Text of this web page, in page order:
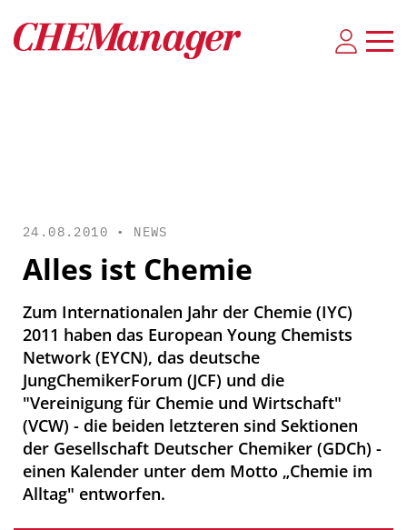
24.08.2010 • NEWS
Alles ist Chemie
Zum Internationalen Jahr der Chemie (IYC)
2011 haben das European Young Chemists
Network (EYCN), das deutsche
JungChemikerForum (JCF) und die
"Vereinigung für Chemie und Wirtschaft"
(VCW) - die beiden letzteren sind Sektionen
der Gesellschaft Deutscher Chemiker (GDCh) -
einen Kalender unter dem Motto „Chemie im
Alltag" entworfen.